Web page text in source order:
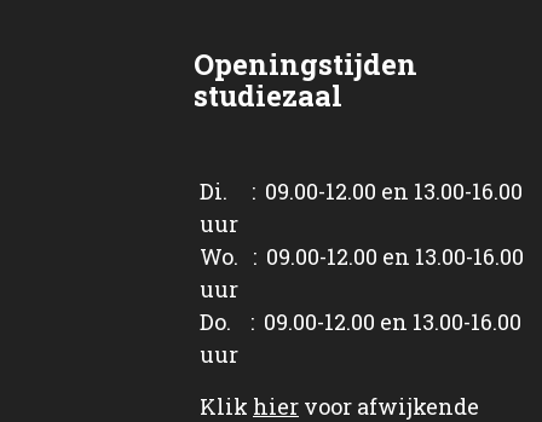
Openingstijden
studiezaal
Di. : 09.00-12.00 en 13.00-16.00
uur
Wo. : 09.00-12.00 en 13.00-16.00
uur
Do. : 09.00-12.00 en 13.00-16.00
uur
Klik hier voor afwijkende